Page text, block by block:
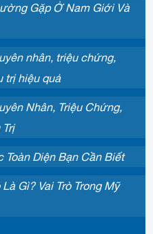
Gặp Ở Nam Giới Và
nhân, triệu chứng,
trị hiệu quả
Nhân, Triệu Chứng,
Toàn Diện Bạn Cần Biết
Gì? Vai Trò Trong Mỹ